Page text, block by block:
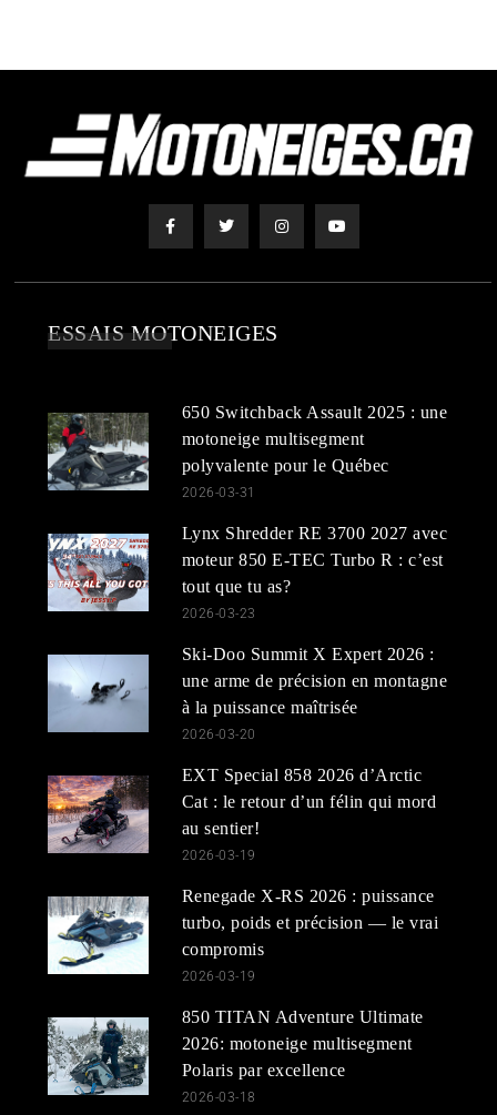
ESSAIS MOTONEIGES
650 Switchback Assault 2025 : une
motoneige multisegment
polyvalente pour le Québec
2026-03-31
Lynx Shredder RE 3700 2027 avec
moteur 850 E-TEC Turbo R : c’est
tout que tu as?
2026-03-23
Ski-Doo Summit X Expert 2026 :
une arme de précision en montagne
à la puissance maîtrisée
2026-03-20
EXT Special 858 2026 d’Arctic
Cat : le retour d’un félin qui mord
au sentier!
2026-03-19
Renegade X-RS 2026 : puissance
turbo, poids et précision — le vrai
compromis
2026-03-19
850 TITAN Adventure Ultimate
2026: motoneige multisegment
Polaris par excellence
2026-03-18